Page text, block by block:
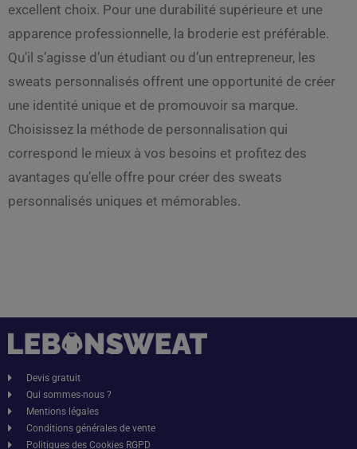
excellent choix. Pour une durabilité supérieure et une
apparence professionnelle, la broderie est préférable.
Qu’il s’agisse d’un étudiant ou d’un entrepreneur, les
sweats personnalisés offrent une opportunité de créer
une identité unique et de promouvoir sa marque.
Choisissez la méthode de personnalisation qui
correspond le mieux à vos besoins et profitez des
avantages qu’elle offre pour créer des sweats
personnalisés uniques et mémorables.
Devis gratuit
Qui sommes-nous ?
Mentions légales
Conditions générales de vente
Politiques des Cookies RGPD